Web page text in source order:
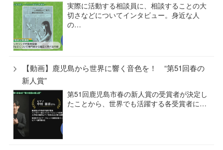
実際に活動する相談員に、相談することの大
切さなどについてインタビュー。身近な人
の…
【動画】鹿児島から世界に響く音色を！ “第51回春の
新人賞”
第51回鹿児島市春の新人賞の受賞者が決定し
たことから、世界でも活躍する各受賞者に…